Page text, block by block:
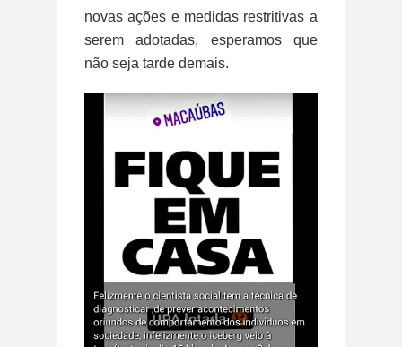
novas ações e medidas restritivas a
serem adotadas, esperamos que
não seja tarde demais.